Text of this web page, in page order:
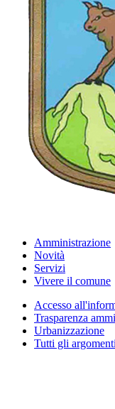
Amministrazione
Novità
Servizi
Vivere il comune
Accesso
Trasparenza
Urbanizzazione
Tutti gli argomenti